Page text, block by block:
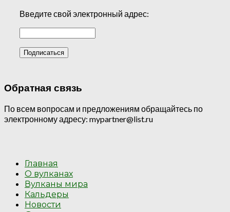
Введите свой электронный адрес:
Обратная связь
По всем вопросам и предложениям обращайтесь по
электронному адресу: mypartner@list.ru
Главная
О вулканах
Вулканы мира
Кальдеры
Новости